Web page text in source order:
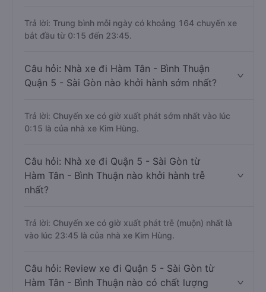
Trả lời: Trung bình mỗi ngày có khoảng 164 chuyến xe
bắt đầu từ 0:15 đến 23:45.
Câu hỏi: Nhà xe đi Hàm Tân - Bình Thuận
Quận 5 - Sài Gòn nào khởi hành sớm nhất?
Trả lời: Chuyến xe có giờ xuất phát sớm nhất vào lúc
0:15 là của nhà xe Kim Hùng.
Câu hỏi: Nhà xe đi Quận 5 - Sài Gòn từ
Hàm Tân - Bình Thuận nào khởi hành trễ
nhất?
Trả lời: Chuyến xe có giờ xuất phát trễ (muộn) nhất là
vào lúc 23:45 là của nhà xe Kim Hùng.
Câu hỏi: Review xe đi Quận 5 - Sài Gòn từ
Hàm Tân - Bình Thuận nào có chất lượng